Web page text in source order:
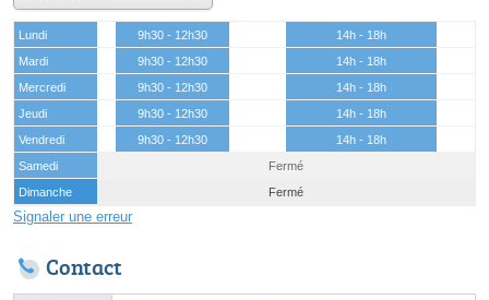
Lundi 9h30 - 12h30
14h - 18h
Mardi
9h30 - 12h30
14h - 18h
Mercredi
9h30 - 12h30
14h - 18h
Jeudi
9h30 - 12h30
14h - 18h
Vendredi
9h30 - 12h30
14h - 18h
Samedi
Fermé
Dimanche
Fermé
Signaler une erreur
Contact